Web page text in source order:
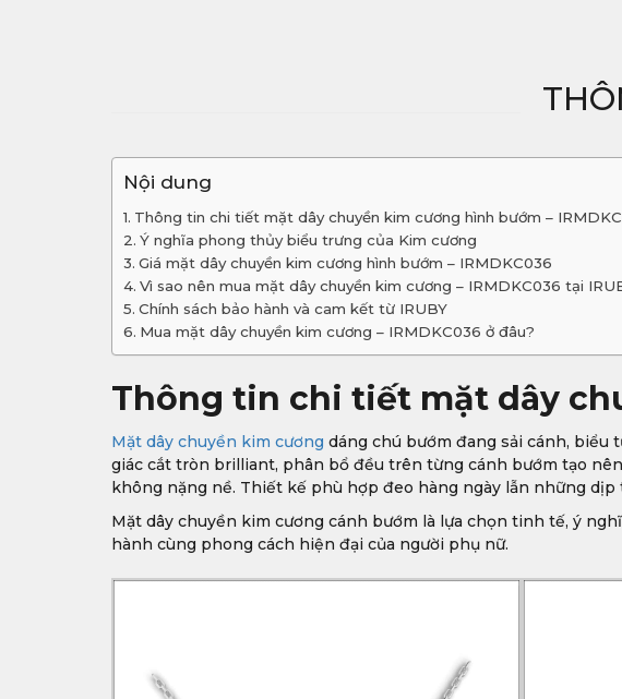
Nội dung
Thông tin chi tiết mặt dây chuyền kim cương hình bướm –
Ý nghĩa phong thủy biểu trưng của Kim cương
Giá mặt dây chuyền kim cương hình bướm – IRMDKC036
Vì sao nên mua mặt dây chuyền kim cương – IRMDKC036 tại
Chính sách bảo hành và cam kết từ IRUBY
Mua mặt dây chuyền kim cương – IRMDKC036 ở đâu?
Thông tin chi tiết mặt dây
Mặt dây chuyền kim cương dáng chú bướm đang sải cánh, biểu
giác cắt tròn brilliant, phân bổ đều trên từng cánh bướm tạo
không nặng nề. Thiết kế phù hợp đeo hàng ngày lẫn những
Mặt dây chuyền kim cương cánh bướm là lựa chọn tinh tế, ý
hành cùng phong cách hiện đại của người phụ nữ.